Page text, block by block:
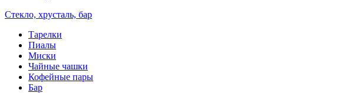
Стекло, хрусталь, бар
Тарелки
Пиалы
Миски
Чайные чашки
Кофейные пары
Бар